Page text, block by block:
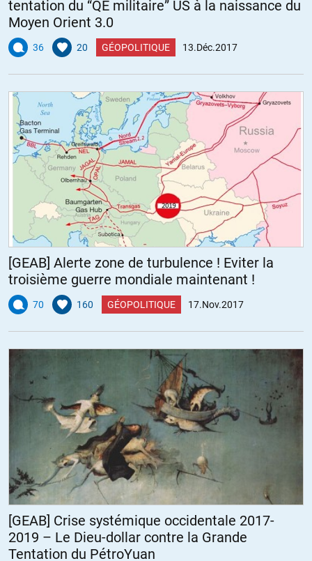
tentation du “QE militaire” US à la naissance du
Moyen Orient 3.0
36 20 GÉOPOLITIQUE 13.Déc.2017
[GEAB] Alerte zone de turbulence ! Eviter la
troisième guerre mondiale maintenant !
70 160 GÉOPOLITIQUE 17.Nov.2017
[GEAB] Crise systémique occidentale 2017-
2019 – Le Dieu-dollar contre la Grande
Tentation du PétroYuan